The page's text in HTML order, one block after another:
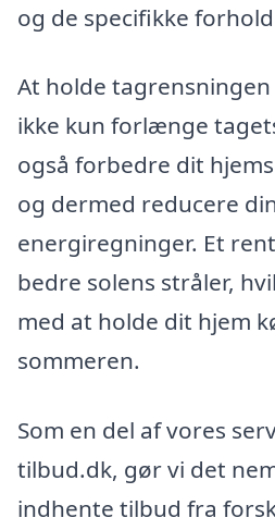
og de specifikke
At holde
ikke kun forlænge
også forbedre dit
og dermed reducere
energiregninger. Et
bedre solens stråler,
med at holde dit hjem
sommeren.
Som en del af vores
tilbud.dk, gør vi det
indhente tilbud fra